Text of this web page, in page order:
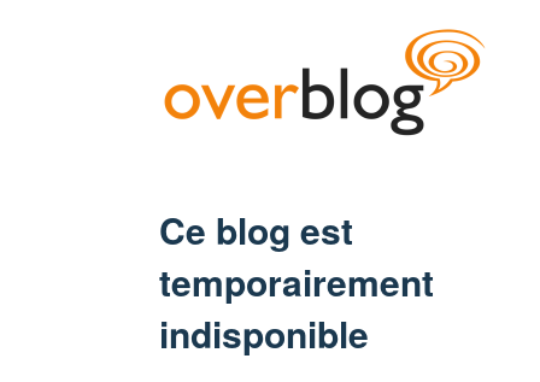
Ce blog est
temporairement
indisponible